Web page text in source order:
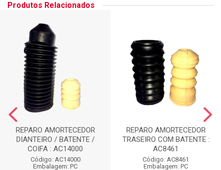
Produtos Relacionados
REPARO AMORTECEDOR
DIANTEIRO / BATENTE /
COIFA : AC14000
Código: AC14000
Embalagem: PC
REPARO AMORTECEDOR
TRASEIRO COM BATENTE :
AC8461
Código: AC8461
Embalagem: PC